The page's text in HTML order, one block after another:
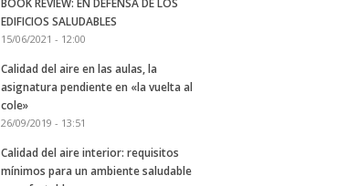
BOOK REVIEW: EN DEFENSA DE LOS
EDIFICIOS SALUDABLES
15/06/2021 - 12:00
Calidad del aire en las aulas, la
asignatura pendiente en «la vuelta al
cole»
26/09/2019 - 13:51
Calidad del aire interior: requisitos
mínimos para un ambiente saludable